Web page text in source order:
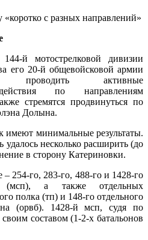
с разных направлений»
й мотострелковой дивизии
его 20-й общевойсковой армии
активные
по направлениям
стремятся продвинуться по
Долына.
имеют минимальные результаты.
несколько расширить (до
в сторону Катериновки.
– 254-го, 283-го, 488-го и 1428-го
(мсп), а также отдельных
полка (тп) и 148-го отдельного
(орвб). 1428-й мсп, судя по
составом (1-2-х батальонов